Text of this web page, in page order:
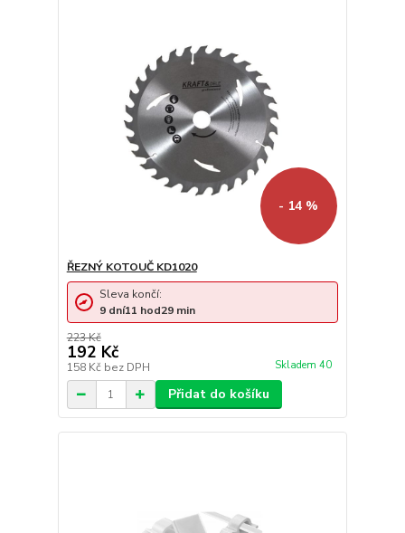
- 14 %
ŘEZNÝ KOTOUČ KD1020
223 Kč
192 Kč
158 Kč bez DPH Skladem 40
Sleva končí:
9 dní11 hod29 min
Přidat do košíku